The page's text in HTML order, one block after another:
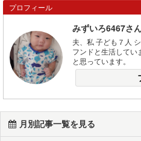
プロフィール
みずいろ6467さ
夫、私 子ども７人
フンドと生活してい
と思っています。
月別記事一覧を見る